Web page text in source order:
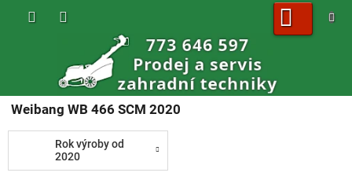
NÁKUPNÍ
Weibang WB 466 SCM 2020
Rok výroby od
2020